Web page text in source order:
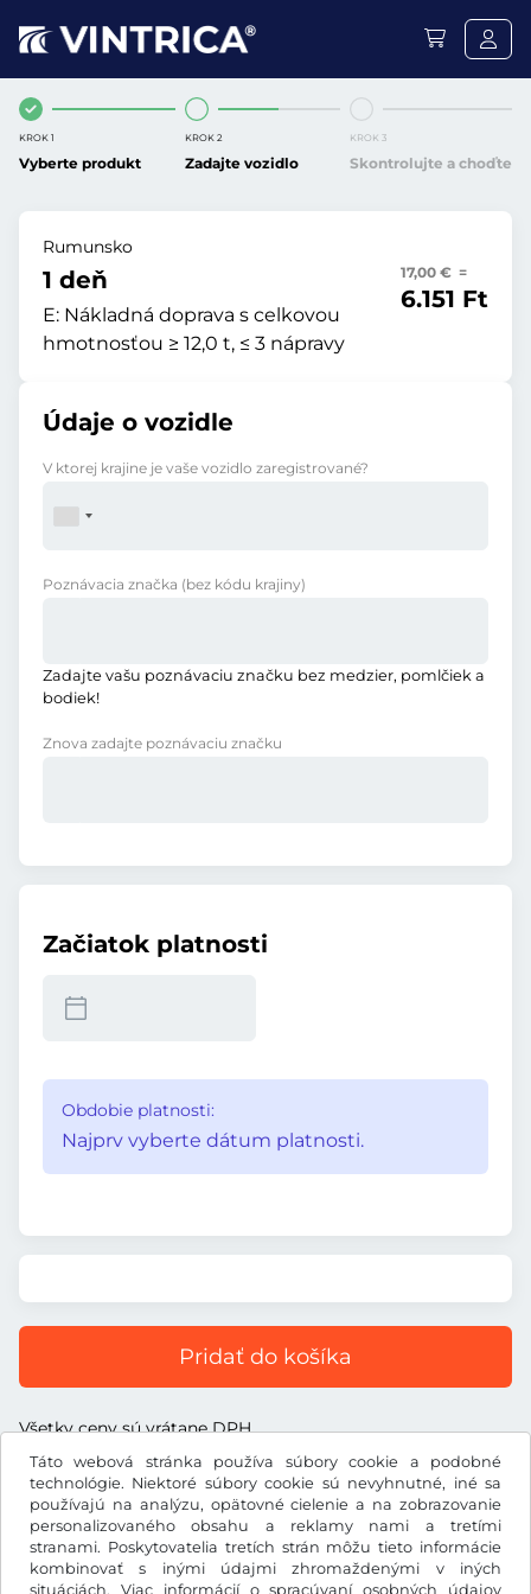
Táto webová stránka používa súbory cookie a podobné
technológie. Niektoré súbory cookie sú nevyhnutné, iné sa
používajú na analýzu, opätovné cielenie a na zobrazovanie
personalizovaného obsahu a reklamy nami a tretími
stranami. Poskytovatelia tretích strán môžu tieto informácie
kombinovať s inými údajmi zhromaždenými v iných
situáciách. Viac informácií o spracúvaní osobných údajov
KROK 1
Vyberte produkt
KROK 2
Zadajte vozidlo
KROK 3
Skontrolujte a choďte
Rumunsko
1 deň
E: Nákladná doprava s celkovou
hmotnosťou ≥ 12,0 t, ≤ 3 nápravy
17,00 € =
6.151 Ft
Údaje o vozidle
V ktorej krajine je vaše vozidlo zaregistrované?
Poznávacia značka (bez kódu krajiny)
Zadajte vašu poznávaciu značku bez medzier, pomlčiek a
bodiek!
Znova zadajte poznávaciu značku
Začiatok platnosti
Obdobie platnosti:
Najprv vyberte dátum platnosti.
Pridať do košíka
Všetky ceny sú vrátane DPH.
FtHUF